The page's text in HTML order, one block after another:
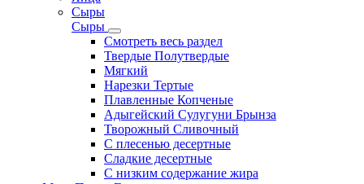
Сыры
Сыры
Смотреть весь раздел
Твердые Полутвердые
Мягкий
Нарезки Тертые
Плавленные Копченые
Адыгейский Сулугуни Брынза
Творожный Сливочный
С плесенью десертные
Сладкие десертные
С низким содержание жира